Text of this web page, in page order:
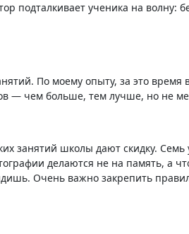
подталкивает ученика на волну:
По моему опыту, за это
— чем больше, тем лучше, но не
занятий школы дают скидку.
делаются не на память, а
Очень важно закрепить